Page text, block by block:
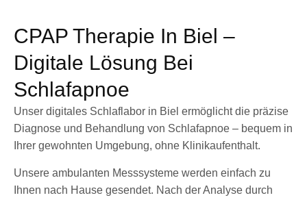
CPAP Therapie In Biel –
Digitale Lösung Bei
Schlafapnoe
Unser digitales Schlaflabor in Biel ermöglicht die präzise
Diagnose und Behandlung von Schlafapnoe – bequem in
Ihrer gewohnten Umgebung, ohne Klinikaufenthalt.
Unsere ambulanten Messsysteme werden einfach zu
Ihnen nach Hause gesendet. Nach der Analyse durch